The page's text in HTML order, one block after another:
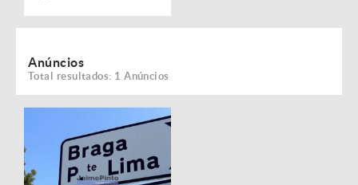
Anúncios
Total resultados: 1 Anúncios